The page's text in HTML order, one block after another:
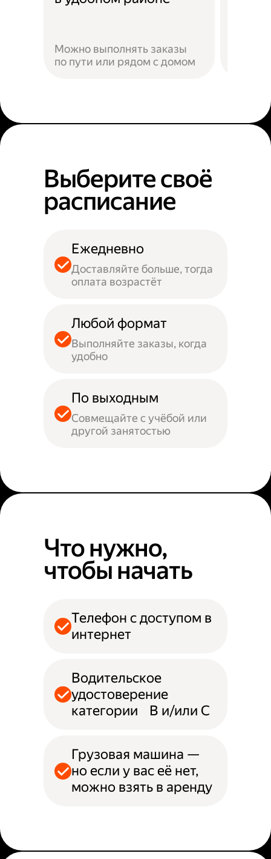
Можно выполнять заказы
по пути или рядом с домом
Выберите своё
расписание
Ежедневно
Доставляйте больше, тогда
оплата возрастёт
Любой формат
Выполняйте заказы, когда
удобно
По выходным
Совмещайте с учёбой или
другой занятостью
Что нужно,
чтобы начать
Телефон с доступом в
интернет
Водительское
удостоверение
категории B и/или С
Грузовая машина —
но если у вас её нет,
можно взять в аренду